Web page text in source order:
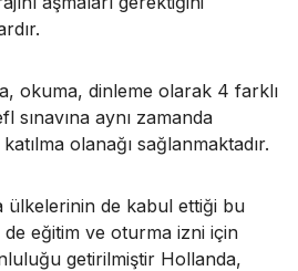
okuma, dinleme olarak 4 farklı
sınavına aynı zamanda
olanağı sağlanmaktadır.
ülkelerinin de kabul ettiği bu
de eğitim ve oturma izni için
getirilmiştir Hollanda,